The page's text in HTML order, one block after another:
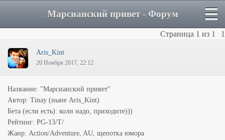
Марсианский привет - Форум
Страница 1 из 1 1
Aris_Kint
20 Ноября 2017, 22:12
Название: "Марсианский привет"
Автор: Tinay (ныне Aris_Kint)
Бета (если есть): коли надо, приходите)))
Рейтинг: PG-13/T/
Жанр: Action/Adventure, AU, щепотка юмора